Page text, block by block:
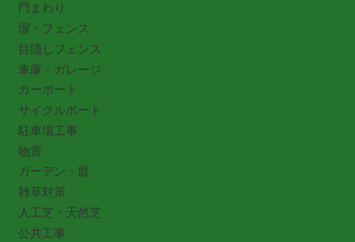
門まわり
塀・フェンス
目隠しフェンス
車庫・ガレージ
カーポート
サイクルポート
駐車場工事
物置
ガーデン・庭
雑草対策
人工芝・天然芝
公共工事